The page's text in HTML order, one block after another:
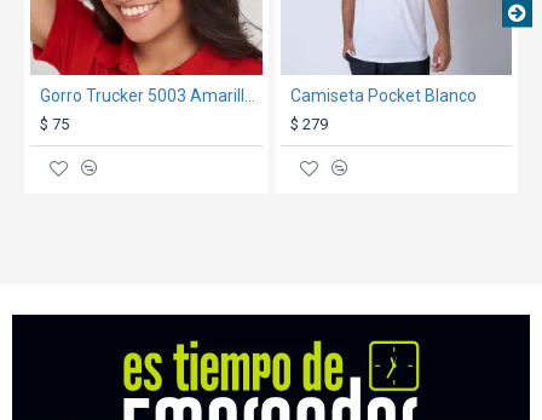
$ 75
Camiseta Pocket Blanco
$ 279